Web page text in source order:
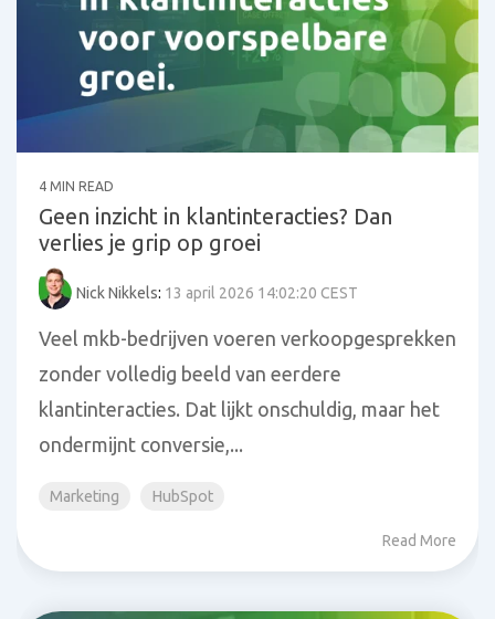
4 MIN READ
Geen inzicht in klantinteracties? Dan
verlies je grip op groei
Nick Nikkels: 13 april 2026 14:02:20 CEST
Veel mkb-bedrijven voeren verkoopgesprekken
zonder volledig beeld van eerdere
klantinteracties. Dat lijkt onschuldig, maar het
ondermijnt conversie,...
Marketing HubSpot
Read More